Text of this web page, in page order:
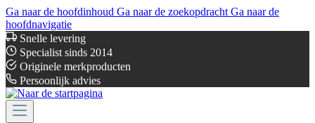
Ga naar de hoofdinhoud Ga naar de zoekopdracht Ga naar de
hoofdnavigatie
Snelle levering
Specialist sinds 2014
Originele merkproducten
Persoonlijk advies